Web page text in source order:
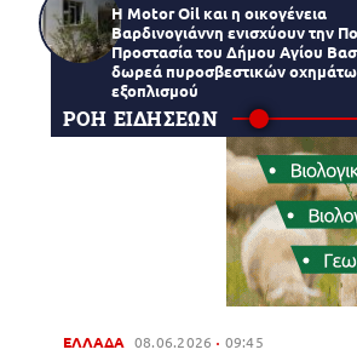
Η Motor Oil και η οικογένεια
Βαρδινογιάννη ενισχύουν την
Προστασία του Δήμου Αγίου
δωρεά πυροσβεστικών
εξοπλισμού
ΡΟΗ ΕΙΔΗΣΕΩΝ
ΕΛΛΑΔΑ 08.06.2026 09:45